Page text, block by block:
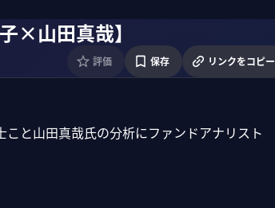
×山田真哉】
評価 保存 リンクをコピー
と山田真哉氏の分析にファンドアナリスト